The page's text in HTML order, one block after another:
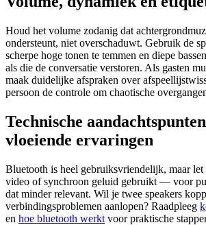
Houd het volume zodanig dat
ondersteunt, niet overschaduwt. Gebruik de
scherpe hoge tonen te temmen en diepe
als die de conversatie verstoren. Als gasten
maak duidelijke afspraken over
persoon de controle om chaotische
Technische
vloeiende ervaringen
Bluetooth is heel gebruiksvriendelijk, maar
video of synchroon geluid gebruikt — voor
dat minder relevant. Wil je twee speakers
verbindingsproblemen aanlopen? Raadpleeg
en hoe bluetooth werkt voor praktische